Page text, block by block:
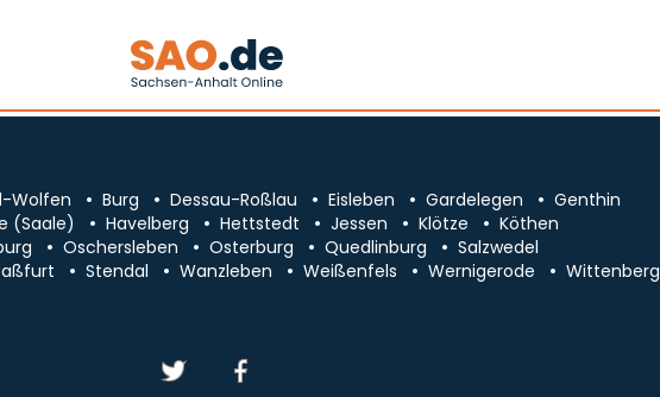
Wolfen Burg Dessau-Roßlau Eisleben Gardelegen
Genthin
(Saale) Havelberg Hettstedt Jessen Klötze
Köthen
Oschersleben Osterburg Quedlinburg
Salzwedel
Stendal Wanzleben Weißenfels Wernigerode
Wittenberg